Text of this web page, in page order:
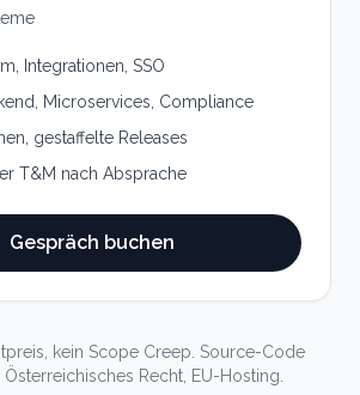
Integrationen, SSO
Microservices, Compliance
gestaffelte Releases
T&M nach Absprache
Gespräch buchen
kein Scope Creep. Source-Code
Recht, EU-Hosting.